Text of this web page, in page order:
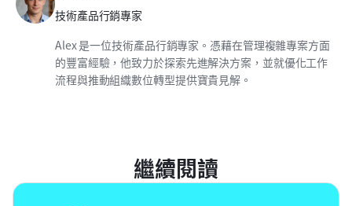
技術產品行銷專家
Alex 是一位技術產品行銷專家。憑藉在管理複雜專案方面
的豐富經驗，他致力於探索先進解決方案，並就優化工作
流程與推動組織數位轉型提供寶貴見解。
繼續閱讀